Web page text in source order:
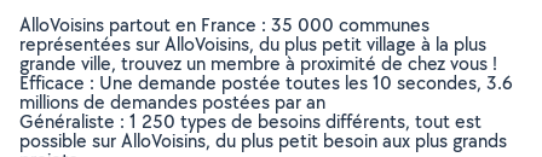
AlloVoisins partout en France : 35 000 communes
représentées sur AlloVoisins, du plus petit village à la plus
grande ville, trouvez un membre à proximité de chez vous !
Efficace : Une demande postée toutes les 10 secondes, 3.6
millions de demandes postées par an
Généraliste : 1 250 types de besoins différents, tout est
possible sur AlloVoisins, du plus petit besoin aux plus grands